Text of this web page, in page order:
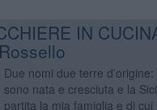
IN
Due nomi due terre
sono nata e cresciuta e la
partita la mia famiglia e di